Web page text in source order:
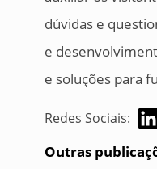
dúvidas e
e
e soluções para
Redes Sociais:
Outras